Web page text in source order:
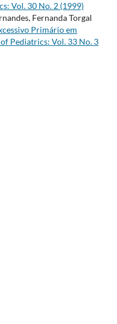
Vol. 30 No. 2 (1999)
Fernanda Torgal
Primário em
Pediatrics: Vol. 33 No. 3